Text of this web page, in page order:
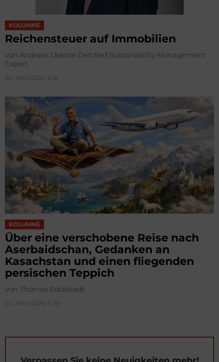
KOLUMNE
Reichensteuer auf Immobilien
von Andreas Dolezal Certified Sustainability Management
Expert
20. April 2026, 6:18
KOLUMNE
Über eine verschobene Reise nach
Aserbaidschan, Gedanken an
Kasachstan und einen fliegenden
persischen Teppich
von Thomas Beckstedt
20. März 2026, 5:38